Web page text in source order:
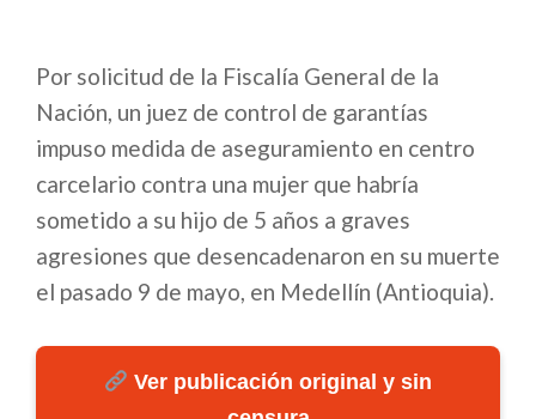
Por solicitud de la Fiscalía General de la
Nación, un juez de control de garantías
impuso medida de aseguramiento en centro
carcelario contra una mujer que habría
sometido a su hijo de 5 años a graves
agresiones que desencadenaron en su muerte
el pasado 9 de mayo, en Medellín (Antioquia).
Ver publicación original y sin